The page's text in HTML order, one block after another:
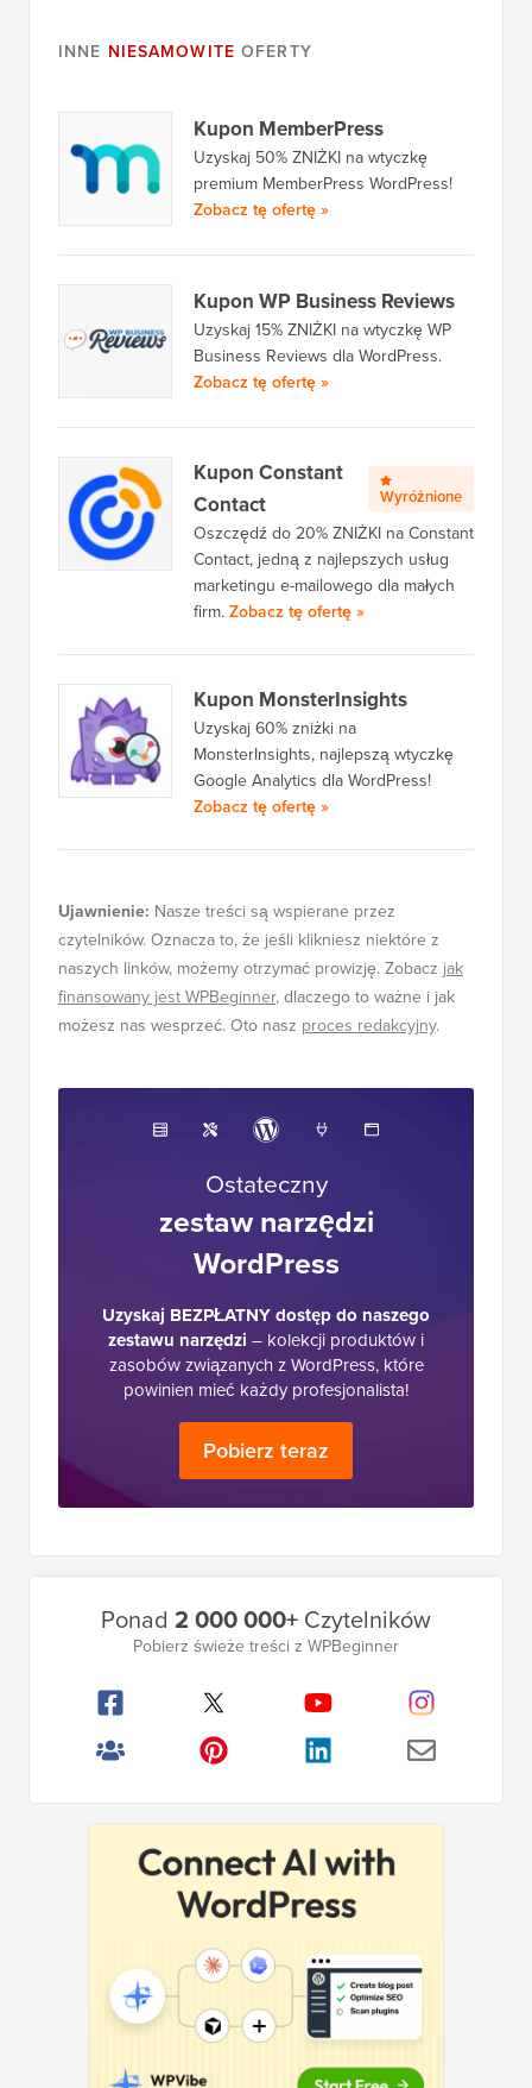
INNE NIESAMOWITE OFERTY
Kupon MemberPress
Uzyskaj 50% ZNIŻKI na wtyczkę
premium MemberPress WordPress!
Zobacz tę ofertę »
Kupon WP Business Reviews
Uzyskaj 15% ZNIŻKI na wtyczkę WP
Business Reviews dla WordPress.
Zobacz tę ofertę »
Kupon Constant
Contact
Wyróżnione
Oszczędź do 20% ZNIŻKI na Constant
Contact, jedną z najlepszych usług
marketingu e-mailowego dla małych
firm.Zobacz tę ofertę »
Kupon MonsterInsights
Uzyskaj 60% zniżki na
MonsterInsights, najlepszą wtyczkę
Google Analytics dla WordPress!
Zobacz tę ofertę »
Ujawnienie: Nasze treści są wspierane przez
czytelników. Oznacza to, że jeśli klikniesz niektóre z
naszych linków, możemy otrzymać prowizję. Zobacz jak
finansowany jest WPBeginner, dlaczego to ważne i jak
możesz nas wesprzeć. Oto nasz proces redakcyjny.
Ostateczny
zestaw narzędzi
WordPress
Uzyskaj BEZPŁATNY dostęp do naszego
zestawu narzędzi – kolekcji produktów i
zasobów związanych z WordPress, które
powinien mieć każdy profesjonalista!
Pobierz teraz
Ponad 2 000 000+ Czytelników
Pobierz świeże treści z WPBeginner